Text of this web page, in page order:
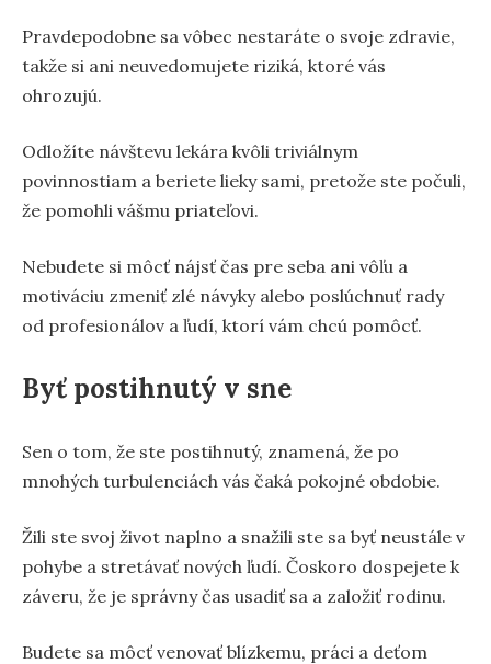
Pravdepodobne sa vôbec nestaráte o svoje zdravie,
takže si ani neuvedomujete riziká, ktoré vás
ohrozujú.
Odložíte návštevu lekára kvôli triviálnym
povinnostiam a beriete lieky sami, pretože ste počuli,
že pomohli vášmu priateľovi.
Nebudete si môcť nájsť čas pre seba ani vôľu a
motiváciu zmeniť zlé návyky alebo poslúchnuť rady
od profesionálov a ľudí, ktorí vám chcú pomôcť.
Byť postihnutý v sne
Sen o tom, že ste postihnutý, znamená, že po
mnohých turbulenciách vás čaká pokojné obdobie.
Žili ste svoj život naplno a snažili ste sa byť neustále v
pohybe a stretávať nových ľudí. Čoskoro dospejete k
záveru, že je správny čas usadiť sa a založiť rodinu.
Budete sa môcť venovať blízkemu, práci a deťom